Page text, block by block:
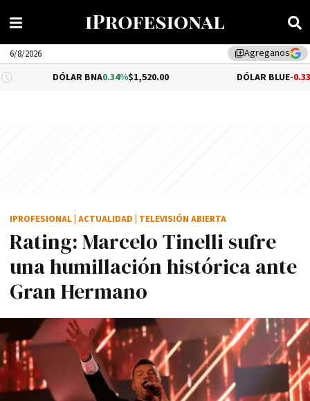
library_addAgreganos
6/8/2026
BNA 0.34%$1,520.00 -0.33%$1,540.00
Rating: Marcelo Tinelli sufre
una humillación histórica ante
Gran Hermano
IPROFESIONAL ACTUALIDAD TELEVISIÓN ABIERTA